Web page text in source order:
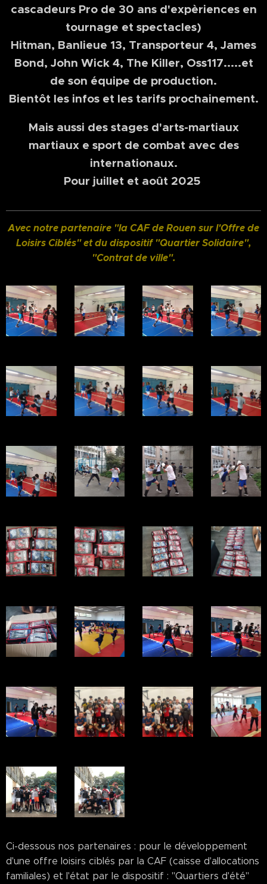
cascadeurs Pro de 30 ans d'expèriences en
tournage et spectacles)
Hitman, Banlieue 13, Transporteur 4, James
Bond, John Wick 4, The Killer, Oss117.....et
de son équipe de production.
Bientôt les infos et les tarifs prochainement.
Mais aussi des stages d'arts-martiaux
martiaux e sport de combat avec des
internationaux.
Pour juillet et août 2025
Avec notre partenaire "la CAF de Rouen sur l'Offre de
Loisirs Ciblés" et du dispositif "Quartier Solidaire",
"Contrat de ville".
Ci-dessous nos partenaires : pour le développement
d'une offre loisirs ciblés par la CAF (caisse d'allocations
familiales) et l'état par le dispositif : "Quartiers d'été"